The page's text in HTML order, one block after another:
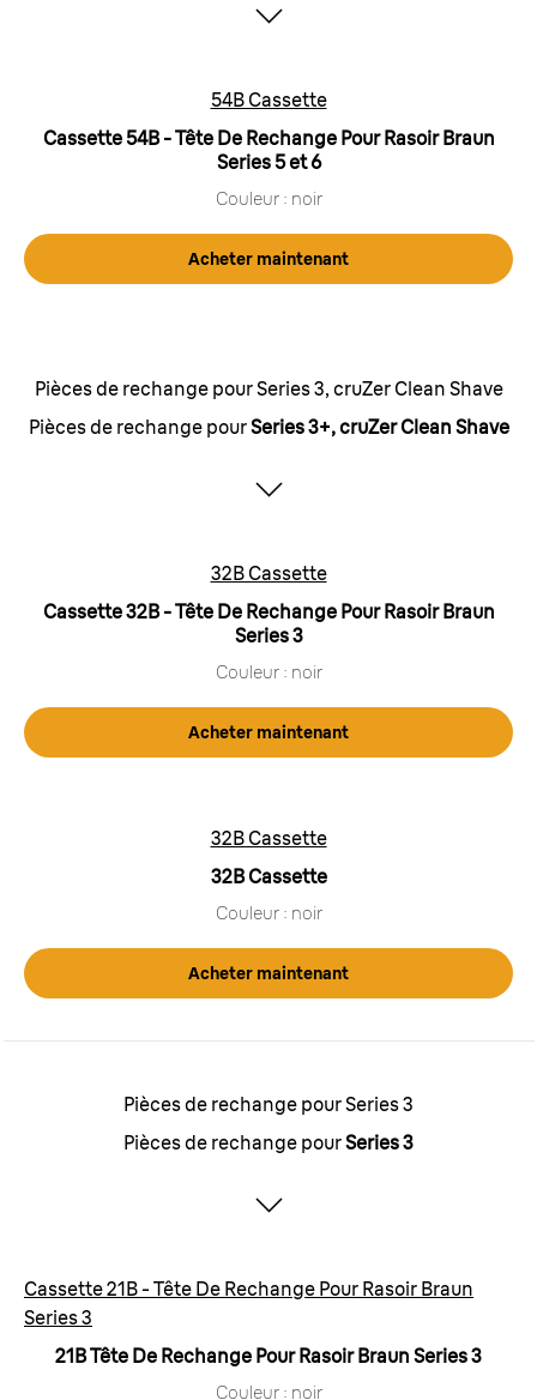
54B Cassette
Cassette 54B - Tête De Rechange Pour Rasoir Braun
Series 5 et 6
Couleur : noir
Acheter maintenant
Pièces de rechange pour Series 3, cruZer Clean Shave
Pièces de rechange pourSeries 3+, cruZer Clean Shave
32B Cassette
Cassette 32B - Tête De Rechange Pour Rasoir Braun
Series 3
Couleur : noir
Acheter maintenant
32B Cassette
32B Cassette
Couleur : noir
Acheter maintenant
Pièces de rechange pour Series 3
Pièces de rechange pourSeries 3
Cassette 21B - Tête De Rechange Pour Rasoir Braun
Series 3
21BTête De Rechange Pour Rasoir Braun Series 3
Couleur : noir